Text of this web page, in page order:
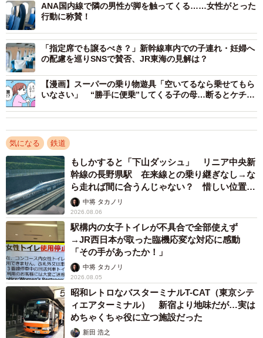
電車内の車椅子、ベビーカースペース（photoACより「schun」さん撮
影、イメージ画像）
妊娠・出産後に増えた「絡まれ体験」
すいままさんは、今回が初めてではないと語る。妊娠中や
出産後、公共の場で理不尽な経験が増えたというのだ。
「体当たりされたり、エレベーターの順番を抜かされた
り。選挙カーからマイクで叫ばれて周囲の注目を集めた
り、赤ちゃんに『こんにちは』と繰り返し付きまとわれた
こともあります」
“子連れ”という立場が、時に無防備さとして見られてしまう
現実。同様の体験談はリプライ欄にも相次ぎ、「子連れだ
と絡んでくる人がいる」「怖いから車両を変える」といっ
た声が寄せられた。
共感の声と、残った葛藤
投稿には共感や励ましが多く集まった一方で、すいままさ
んの胸に残ったのは葛藤だった。
ANA国内線で隣の男性が脚を触ってくる……女性がとった
行動に称賛！
「指定席でも譲るべき？」新幹線車内での子連れ・妊婦へ
の配慮を巡りSNSで賛否、JR東海の見解は？
【漫画】スーパーの乗り物遊具「空いてるなら乗せてもら
いなさい」 “勝手に便乗”してくる子の母…断るとケチ扱
気になる 鉄道
もしかすると「下山ダッシュ」 リニア中央新
幹線の長野県駅 在来線との乗り継ぎなし→な
ら走れば間に合うんじゃない？ 惜しい位置関
係が反響
中将 タカノリ
2026.08.06
駅構内の女子トイレが不具合で全部使えず
→JR西日本が取った臨機応変な対応に感動
「その手があったか！」
中将 タカノリ
2026.08.05
昭和レトロなバスターミナルT-CAT（東京シテ
ィエアターミナル） 新宿より地味だが…実は
めちゃくちゃ役に立つ施設だった
新田 浩之